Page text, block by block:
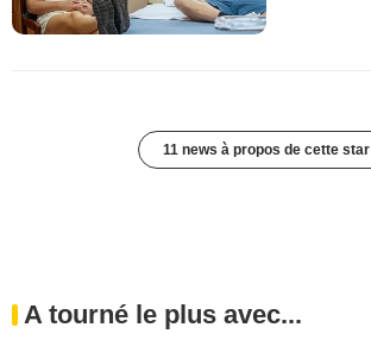
11 news à propos de cette star
A tourné le plus avec...